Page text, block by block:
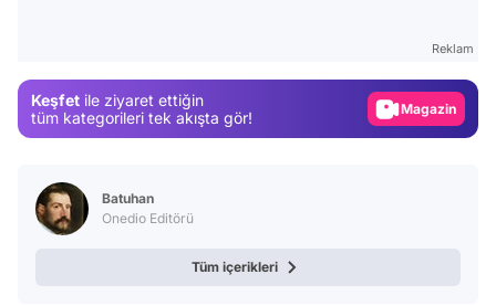
Reklam
Keşfet ile ziyaret ettiğin
tüm kategorileri tek akışta gör!
Magazin
Batuhan
Onedio Editörü
Tüm içerikleri